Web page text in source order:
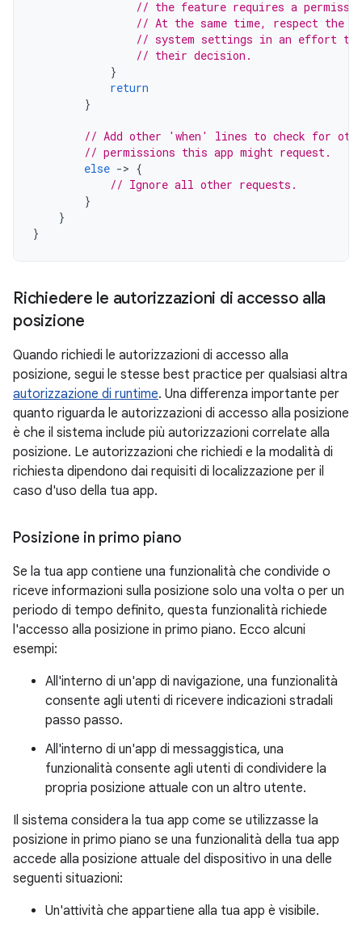
// the feature requires a
// At the same time, respect the
// system settings in an effort to
// their decision.
}
return
}
// Add other 'when' lines to check for
// permissions this app might request.
else -> {
// Ignore all other requests.
}
}
}
Richiedere le autorizzazioni di accesso alla
posizione
Quando richiedi le autorizzazioni di accesso alla
posizione, segui le stesse best practice per qualsiasi altra
autorizzazione di runtime. Una differenza importante per
quanto riguarda le autorizzazioni di accesso alla posizione
è che il sistema include più autorizzazioni correlate alla
posizione. Le autorizzazioni che richiedi e la modalità di
richiesta dipendono dai requisiti di localizzazione per il
caso d'uso della tua app.
Posizione in primo piano
Se la tua app contiene una funzionalità che condivide o
riceve informazioni sulla posizione solo una volta o per un
periodo di tempo definito, questa funzionalità richiede
l'accesso alla posizione in primo piano. Ecco alcuni
esempi:
All'interno di un'app di navigazione, una funzionalità
consente agli utenti di ricevere indicazioni stradali
passo passo.
All'interno di un'app di messaggistica, una
funzionalità consente agli utenti di condividere la
propria posizione attuale con un altro utente.
Il sistema considera la tua app come se utilizzasse la
posizione in primo piano se una funzionalità della tua app
accede alla posizione attuale del dispositivo in una delle
seguenti situazioni:
Un'attività che appartiene alla tua app è visibile.